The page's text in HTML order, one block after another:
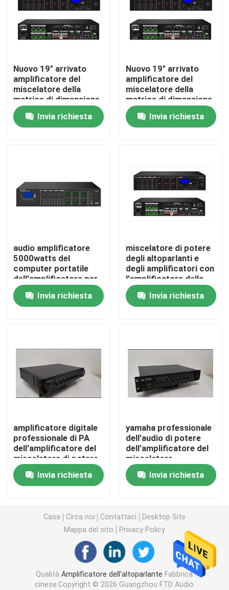
Casa
Prodotti
Video
Giro della fabbrica
Contattici
Notizie
Altoparlanti dell'altoparlante
Amplificatore di potenza della classe D
Audio amplificatore della matrice
Linea altoparlante della colonna di matrice
Sistema dell'evacuazione di voce
Audio lettore DVD
Nuovo 19" arrivato
amplificatore del
miscelatore della
matrice di dimensione
dello scaffale con
USB/SD/FM/BT
Invia richiesta
Nuovo 19" arrivato
amplificatore del
miscelatore della
matrice di dimensione
6*120W dello scaffale
con USB/SD/FM/BT
Invia richiesta
audio amplificatore
5000watts del
computer portatile
dell'amplificatore per
uso
Invia richiesta
miscelatore di potere
degli altoparlanti e
degli amplificatori con
l'amplificatore della
matrice
Invia richiesta
amplificatore digitale
professionale di PA
dell'amplificatore del
miscelatore di potere
con porta USB e
bluetoothInvia richiesta
yamaha professionale
dell'audio di potere
dell'amplificatore del
miscelatore
amplificatore del
miscelatoreInvia richiesta
Casa Circa noi Contattaci
Desktop Site
Mappa del sito
Privacy Policy
QualitàAmplificatore dell'altoparlante Fabbrica
cinese.Copyright © 2026 Guangzhou FTD Audio